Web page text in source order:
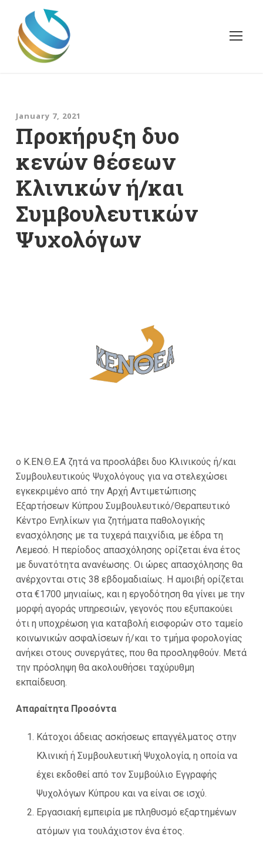
January 7, 2021
Προκήρυξη δυο
κενών θέσεων
Κλινικών ή/και
Συμβουλευτικών
Ψυχολόγων
ο Κ.ΕΝ.Θ.Ε.Α ζητά να προσλάβει δυο Κλινικούς ή/και
Συμβουλευτικούς Ψυχολόγους για να στελεχώσει
εγκεκριμένο από την Αρχή Αντιμετώπισης
Εξαρτήσεων Κύπρου Συμβουλευτικό/Θεραπευτικό
Κέντρο Ενηλίκων για ζητήματα παθολογικής
ενασχόλησης με τα τυχερά παιχνίδια, με έδρα τη
Λεμεσό. Η περίοδος απασχόλησης ορίζεται ένα έτος
με δυνατότητα ανανέωσης. Οι ώρες απασχόλησης θα
ανέρχονται στις 38 εβδομαδιαίως. Η αμοιβή ορίζεται
στα €1700 μηνιαίως, και η εργοδότηση θα γίνει με την
μορφή αγοράς υπηρεσιών, γεγονός που εξυπακούει
ότι η υποχρέωση για καταβολή εισφορών στο ταμείο
κοινωνικών ασφαλίσεων ή/και το τμήμα φορολογίας
ανήκει στους συνεργάτες, που θα προσληφθούν. Μετά
την πρόσληψη θα ακολουθήσει ταχύρυθμη
εκπαίδευση.
Απαραίτητα Προσόντα
Κάτοχοι άδειας ασκήσεως επαγγέλματος στην
Κλινική ή Συμβουλευτική Ψυχολογία, η οποία να
έχει εκδοθεί από τον Συμβούλιο Εγγραφής
Ψυχολόγων Κύπρου και να είναι σε ισχύ.
Εργασιακή εμπειρία με πληθυσμό εξαρτημένων
ατόμων για τουλάχιστον ένα έτος.